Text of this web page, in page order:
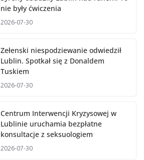
nie były ćwiczenia
2026-07-30
Zełenski niespodziewanie odwiedził
Lublin. Spotkał się z Donaldem
Tuskiem
2026-07-30
Centrum Interwencji Kryzysowej w
Lublinie uruchamia bezpłatne
konsultacje z seksuologiem
2026-07-30